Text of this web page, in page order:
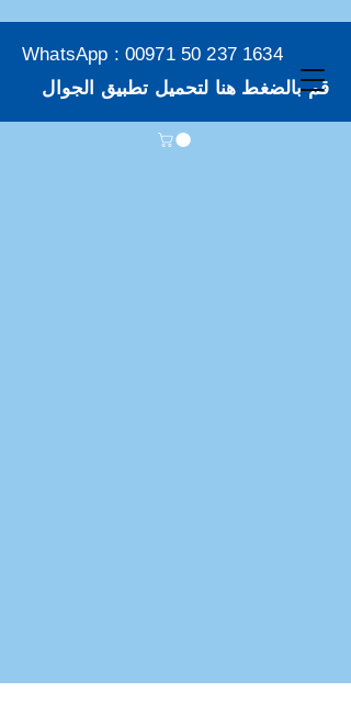
WhatsApp : 00971 50 237 1634
قم بالضغط هنا لتحميل تطبيق الجوال